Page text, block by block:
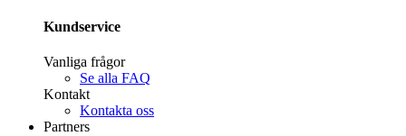
Kundservice
Vanliga frågor
Se alla FAQ
Kontakt
Kontakta oss
Partners